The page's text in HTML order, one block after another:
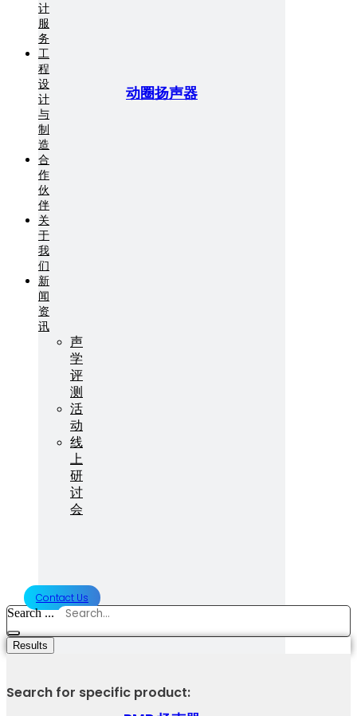
动圈扬声器
计
服
务
工
程
设
计
与
制
造
合
作
伙
伴
关
于
我
们
新
闻
资
讯
声
学
评
测
活
动
线
上
研
讨
会
Contact Us
Search ...
Results
Search for specific product: